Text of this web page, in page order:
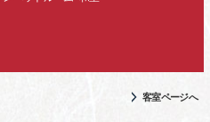
客室ページへ